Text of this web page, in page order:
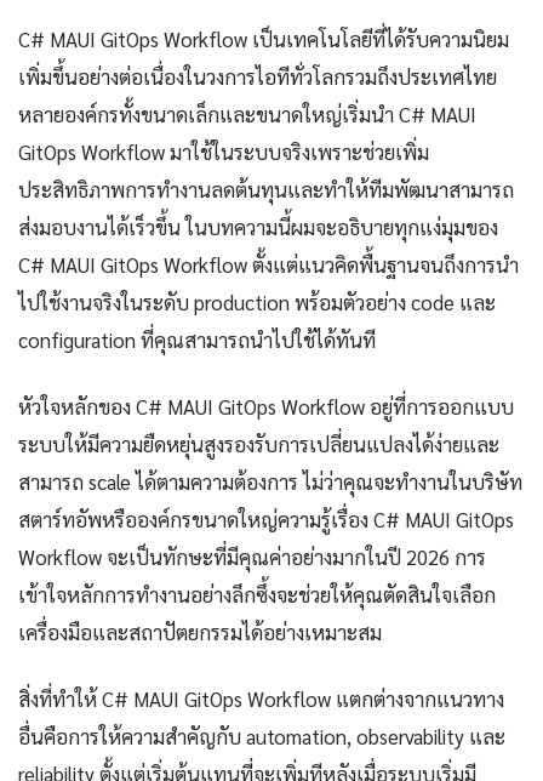
C# MAUI GitOps Workflow เป็นเทคโนโลยีที่ได้รับความนิยม
เพิ่มขึ้นอย่างต่อเนื่องในวงการไอทีทั่วโลกรวมถึงประเทศไทย
หลายองค์กรทั้งขนาดเล็กและขนาดใหญ่เริ่มนำ C# MAUI
GitOps Workflow มาใช้ในระบบจริงเพราะช่วยเพิ่ม
ประสิทธิภาพการทำงานลดต้นทุนและทำให้ทีมพัฒนาสามารถ
ส่งมอบงานได้เร็วขึ้น ในบทความนี้ผมจะอธิบายทุกแง่มุมของ
C# MAUI GitOps Workflow ตั้งแต่แนวคิดพื้นฐานจนถึงการนำ
ไปใช้งานจริงในระดับ production พร้อมตัวอย่าง code และ
configuration ที่คุณสามารถนำไปใช้ได้ทันที
หัวใจหลักของ C# MAUI GitOps Workflow อยู่ที่การออกแบบ
ระบบให้มีความยืดหยุ่นสูงรองรับการเปลี่ยนแปลงได้ง่ายและ
สามารถ scale ได้ตามความต้องการ ไม่ว่าคุณจะทำงานในบริษัท
สตาร์ทอัพหรือองค์กรขนาดใหญ่ความรู้เรื่อง C# MAUI GitOps
Workflow จะเป็นทักษะที่มีคุณค่าอย่างมากในปี 2026 การ
เข้าใจหลักการทำงานอย่างลึกซึ้งจะช่วยให้คุณตัดสินใจเลือก
เครื่องมือและสถาปัตยกรรมได้อย่างเหมาะสม
สิ่งที่ทำให้ C# MAUI GitOps Workflow แตกต่างจากแนวทาง
อื่นคือการให้ความสำคัญกับ automation, observability และ
reliability ตั้งแต่เริ่มต้นแทนที่จะเพิ่มทีหลังเมื่อระบบเริ่มมี